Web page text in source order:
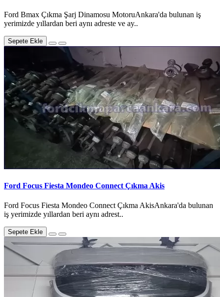
Ford Bmax Çıkma Şarj Dinamosu MotoruAnkara'da bulunan iş
yerimizde yıllardan beri aynı adreste ve ay..
Sepete Ekle
Ford Focus Fiesta Mondeo Connect Çıkma Akis
Ford Focus Fiesta Mondeo Connect Çıkma AkisAnkara'da bulunan
iş yerimizde yıllardan beri aynı adrest..
Sepete Ekle